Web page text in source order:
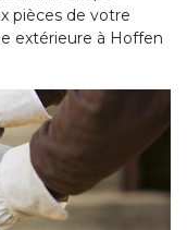
pièces de votre
extérieure à Hoffen